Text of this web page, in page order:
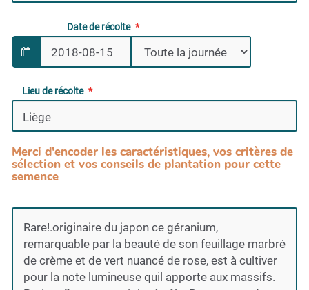
Date de récolte
Lieu de récolte
Merci d'encoder les caractéristiques, vos critères de
sélection et vos conseils de plantation pour cette
semence